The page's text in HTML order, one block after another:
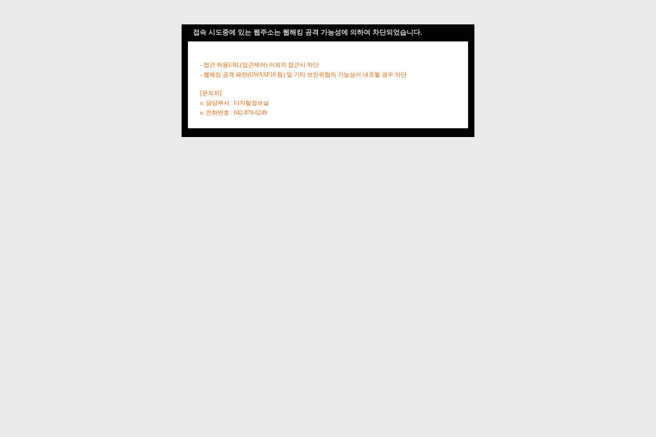
접속 시도중에 있는 웹주소는 웹해킹 공격 가능성에 의하여 차단되었습니다.
- 접근 허용URL(접근제어) 이외의 접근시 차단
- 웹해킹 공격 패턴(OWASP10 등) 및 기타 보안위협의 가능성이 내포될 경우 차단
[문의처]
o. 담당부서 : 디지털정보실
o. 전화번호 : 042-879-6249